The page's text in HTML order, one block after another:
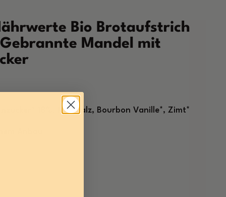
Bio Brotaufstrich
Mandel mit
18%, Meersalz, Bourbon Vanille*, Zimt*